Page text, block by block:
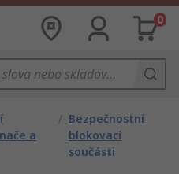
0
a
/ Bezpečnostní
blokovací
součásti